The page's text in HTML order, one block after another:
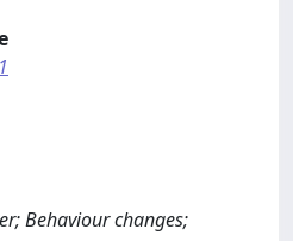
Behaviour changes;